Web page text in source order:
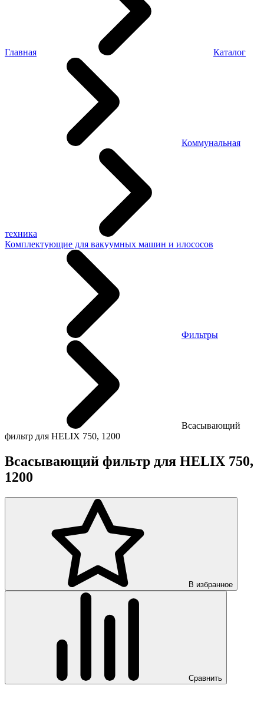
Главная Каталог
Коммунальная
техника
Комплектующие для вакуумных машин и илососов
Фильтры
Всасывающий
фильтр для HELIX 750, 1200
Всасывающий фильтр для HELIX 750,
1200
В избранное
Сравнить